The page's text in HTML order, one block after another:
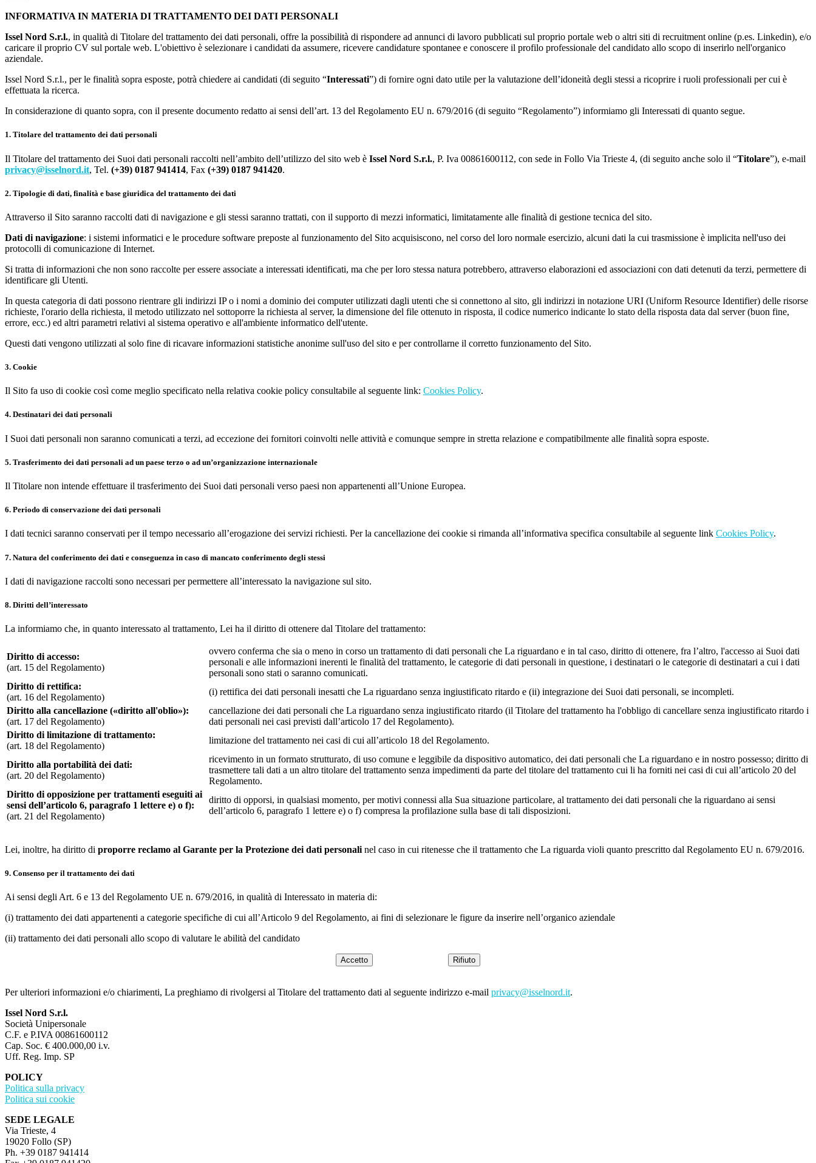
INFORMATIVA IN MATERIA DI TRATTAMENTO DEI DATI PERSONALI
Issel Nord S.r.l., in qualità di Titolare del trattamento dei dati personali, offre la possibilità di rispondere ad annunci di lavoro pubblicati sul proprio portale web o altri siti di recruitment online (p.es. Linkedin), e/o
caricare il proprio CV sul portale web. L'obiettivo è selezionare i candidati da assumere, ricevere candidature spontanee e conoscere il profilo professionale del candidato allo scopo di inserirlo nell'organico
aziendale.
Issel Nord S.r.l., per le finalità sopra esposte, potrà chiedere ai candidati (di seguito “Interessati”) di fornire ogni dato utile per la valutazione dell’idoneità degli stessi a ricoprire i ruoli professionali per cui è
effettuata la ricerca.
In considerazione di quanto sopra, con il presente documento redatto ai sensi dell’art. 13 del Regolamento EU n. 679/2016 (di seguito “Regolamento”) informiamo gli Interessati di quanto segue.
1. Titolare del trattamento dei dati personali
Il Titolare del trattamento dei Suoi dati personali raccolti nell’ambito dell’utilizzo del sito web è Issel Nord S.r.l., P. Iva 00861600112, con sede in Follo Via Trieste 4, (di seguito anche solo il “Titolare”), e-mail
privacy@isselnord.it, Tel. (+39) 0187 941414, Fax (+39) 0187 941420.
2. Tipologie di dati, finalità e base giuridica del trattamento dei dati
Attraverso il Sito saranno raccolti dati di navigazione e gli stessi saranno trattati, con il supporto di mezzi informatici, limitatamente alle finalità di gestione tecnica del sito.
Dati di navigazione: i sistemi informatici e le procedure software preposte al funzionamento del Sito acquisiscono, nel corso del loro normale esercizio, alcuni dati la cui trasmissione è implicita nell'uso dei
protocolli di comunicazione di Internet.
Si tratta di informazioni che non sono raccolte per essere associate a interessati identificati, ma che per loro stessa natura potrebbero, attraverso elaborazioni ed associazioni con dati detenuti da terzi, permettere di
identificare gli Utenti.
In questa categoria di dati possono rientrare gli indirizzi IP o i nomi a dominio dei computer utilizzati dagli utenti che si connettono al sito, gli indirizzi in notazione URI (Uniform Resource Identifier) delle risorse
richieste, l'orario della richiesta, il metodo utilizzato nel sottoporre la richiesta al server, la dimensione del file ottenuto in risposta, il codice numerico indicante lo stato della risposta data dal server (buon fine,
errore, ecc.) ed altri parametri relativi al sistema operativo e all'ambiente informatico dell'utente.
Questi dati vengono utilizzati al solo fine di ricavare informazioni statistiche anonime sull'uso del sito e per controllarne il corretto funzionamento del Sito.
3. Cookie
Il Sito fa uso di cookie così come meglio specificato nella relativa cookie policy consultabile al seguente link: Cookies Policy.
4. Destinatari dei dati personali
I Suoi dati personali non saranno comunicati a terzi, ad eccezione dei fornitori coinvolti nelle attività e comunque sempre in stretta relazione e compatibilmente alle finalità sopra esposte.
5. Trasferimento dei dati personali ad un paese terzo o ad un’organizzazione internazionale
Il Titolare non intende effettuare il trasferimento dei Suoi dati personali verso paesi non appartenenti all’Unione Europea.
6. Periodo di conservazione dei dati personali
I dati tecnici saranno conservati per il tempo necessario all’erogazione dei servizi richiesti. Per la cancellazione dei cookie si rimanda all’informativa specifica consultabile al seguente link Cookies Policy.
7. Natura del conferimento dei dati e conseguenza in caso di mancato conferimento degli stessi
I dati di navigazione raccolti sono necessari per permettere all’interessato la navigazione sul sito.
8. Diritti dell’interessato
La informiamo che, in quanto interessato al trattamento, Lei ha il diritto di ottenere dal Titolare del trattamento:
Diritto di accesso:
(art. 15 del Regolamento)
ovvero conferma che sia o meno in corso un trattamento di dati personali che La riguardano e in tal caso, diritto di ottenere, fra l’altro, l'accesso ai Suoi dati
personali e alle informazioni inerenti le finalità del trattamento, le categorie di dati personali in questione, i destinatari o le categorie di destinatari a cui i dati
personali sono stati o saranno comunicati.
Diritto di rettifica:
(art. 16 del Regolamento)
(i) rettifica dei dati personali inesatti che La riguardano senza ingiustificato ritardo e (ii) integrazione dei Suoi dati personali, se incompleti.
Diritto alla cancellazione («diritto all'oblio»):
(art. 17 del Regolamento)
cancellazione dei dati personali che La riguardano senza ingiustificato ritardo (il Titolare del trattamento ha l'obbligo di cancellare senza ingiustificato ritardo i
dati personali nei casi previsti dall’articolo 17 del Regolamento).
Diritto di limitazione di trattamento:
(art. 18 del Regolamento)
limitazione del trattamento nei casi di cui all’articolo 18 del Regolamento.
Diritto alla portabilità dei dati:
(art. 20 del Regolamento)
ricevimento in un formato strutturato, di uso comune e leggibile da dispositivo automatico, dei dati personali che La riguardano e in nostro possesso; diritto di
trasmettere tali dati a un altro titolare del trattamento senza impedimenti da parte del titolare del trattamento cui li ha forniti nei casi di cui all’articolo 20 del
Regolamento.
Diritto di opposizione per trattamenti eseguiti ai
sensi dell’articolo 6, paragrafo 1 lettere e) o f):
(art. 21 del Regolamento)
diritto di opporsi, in qualsiasi momento, per motivi connessi alla Sua situazione particolare, al trattamento dei dati personali che la riguardano ai sensi
dell’articolo 6, paragrafo 1 lettere e) o f) compresa la profilazione sulla base di tali disposizioni.
Lei, inoltre, ha diritto di proporre reclamo al Garante per la Protezione dei dati personali nel caso in cui ritenesse che il trattamento che La riguarda violi quanto prescritto dal Regolamento EU n. 679/2016.
9. Consenso per il trattamento dei dati
Ai sensi degli Art. 6 e 13 del Regolamento UE n. 679/2016, in qualità di Interessato in materia di:
(i) trattamento dei dati appartenenti a categorie specifiche di cui all’Articolo 9 del Regolamento, ai fini di selezionare le figure da inserire nell’organico aziendale
(ii) trattamento dei dati personali allo scopo di valutare le abilità del candidato
Accetto Rifiuto
Per ulteriori informazioni e/o chiarimenti, La preghiamo di rivolgersi al Titolare del trattamento dati al seguente indirizzo e-mail privacy@isselnord.it.
Issel Nord S.r.l.
Società Unipersonale
C.F. e P.IVA 00861600112
Cap. Soc. € 400.000,00 i.v.
Uff. Reg. Imp. SP
POLICY
Politica sulla privacy
Politica sui cookie
SEDE LEGALE
Via Trieste, 4
19020 Follo (SP)
Ph. +39 0187 941414